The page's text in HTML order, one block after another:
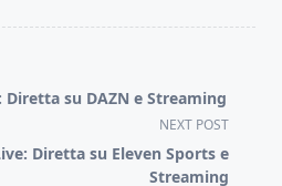
Diretta su DAZN e Streaming
NEXT POST
Diretta su Eleven Sports e
Streaming